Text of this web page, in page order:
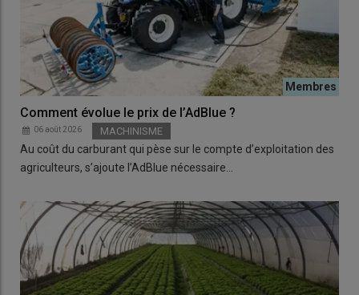
Comment évolue le prix de l’AdBlue ?
06 août 2026 MACHINISME
Au coût du carburant qui pèse sur le compte d’exploitation des
agriculteurs, s’ajoute l’AdBlue nécessaire…